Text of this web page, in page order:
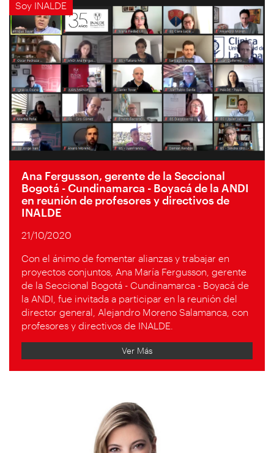
Soy INALDE
Ana Fergusson, gerente de la Seccional
Bogotá - Cundinamarca - Boyacá de la ANDI
en reunión de profesores y directivos de
INALDE
21/10/2020
Con el ánimo de fomentar alianzas y trabajar en
proyectos conjuntos, Ana María Fergusson, gerente
de la Seccional Bogotá - Cundinamarca - Boyacá de
la ANDI, fue invitada a participar en la reunión del
director general, Alejandro Moreno Salamanca, con
profesores y directivos de INALDE.
Ver Más